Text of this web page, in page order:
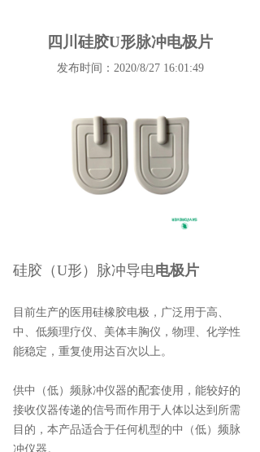
四川硅胶U形脉冲电极片
发布时间：2020/8/27 16:01:49
硅胶（U形）脉冲导电电极片
目前生产的医用硅橡胶电极，广泛用于高、
中、低频理疗仪、美体丰胸仪，物理、化学性
能稳定，重复使用达百次以上。
供中（低）频脉冲仪器的配套使用，能较好的
接收仪器传递的信号而作用于人体以达到所需
目的，本产品适合于任何机型的中（低）频脉
冲仪器。